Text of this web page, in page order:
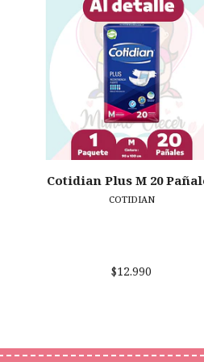
Cotidian Plus M 20
COTIDIAN
$12.990